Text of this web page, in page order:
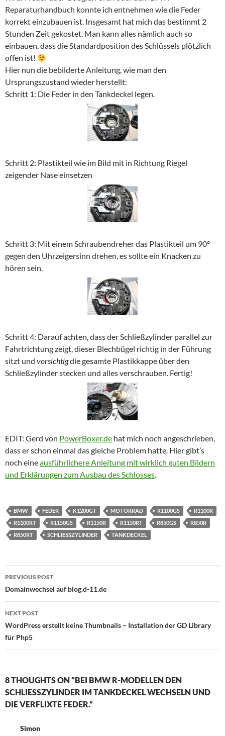
Reparaturhandbuch konnte ich entnehmen wie die Feder
korrekt einzubauen ist. Insgesamt hat mich das bestimmt 2
Stunden Zeit gekostet. Man kann alles nämlich auch so
einbauen, dass die Standardposition des Schlüssels plötzlich
offen ist!
Hier nun die bebilderte Anleitung, wie man den
Ursprungszustand wieder herstellt:
Schritt 1: Die Feder in den Tankdeckel legen.
Schritt 2: Plastikteil wie im Bild mit in Richtung Riegel
zeigender Nase einsetzen
Schritt 3: Mit einem Schraubendreher das Plastikteil um 90°
gegen den Uhrzeigersinn drehen, es sollte ein Knacken zu
hören sein.
Schritt 4: Darauf achten, dass der Schließzylinder parallel zur
Fahrtrichtung zeigt, dieser Blechbügel richtig in der Führung
sitzt und vorsichtigdie gesamte Plastikkappe über den
Schließzylinder stecken und alles verschrauben. Fertig!
EDIT: Gerd von PowerBoxer.de hat mich noch angeschrieben,
dass er schon einmal das gleiche Problem hatte. Hier gibt’s
noch eineausführlichere Anleitung mit wirklich guten Bildern
und Erklärungen zum Ausbau des Schlosses.
BMW FEDER K1200GT MOTORRAD R1100GS
R1100R
R1100RT
R1150GS R1150R R1150RT R850GS
R850R
R850RT
SCHLIESSZYLINDER TANKDECKEL
Post
navigation
PREVIOUS POST
Domainwechsel auf blog.d-11.de
NEXT POST
WordPress erstellt keine Thumbnails – Installation der GD Library
für Php5
8 THOUGHTS ON “BEI BMW R-MODELLEN DEN
SCHLIESSZYLINDER IM TANKDECKEL WECHSELN UND D
IE VERFLIXTE FEDER.”
Simon